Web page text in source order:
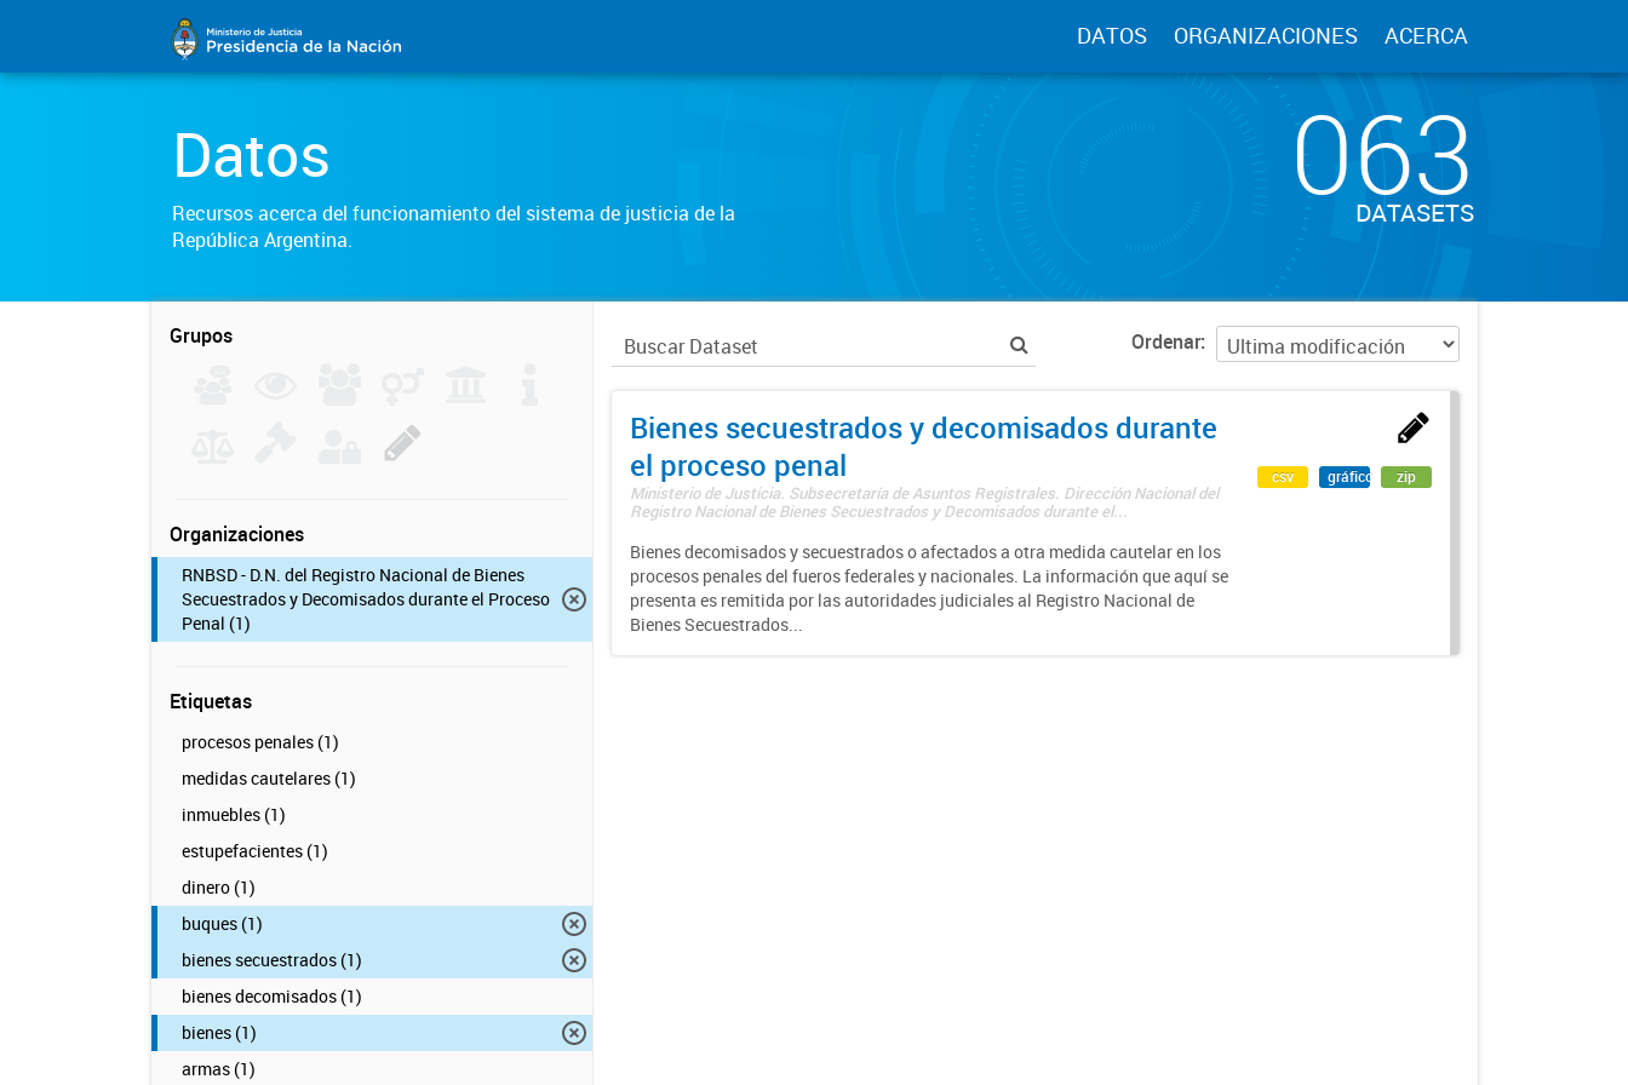
DATOS ORGANIZACIONES ACERCA
Datos
Recursos acerca del funcionamiento del sistema de justicia de la
República Argentina.
063
DATASETS
Grupos
Organizaciones
RNBSD - D.N. del Registro Nacional de Bienes
Secuestrados y Decomisados durante el Proceso
Penal (1)
Etiquetas
procesos penales (1)
medidas cautelares (1)
inmuebles (1)
estupefacientes (1)
dinero (1)
buques (1)
bienes secuestrados (1)
bienes decomisados (1)
bienes (1)
armas (1)
Ordenar
Bienes secuestrados y decomisados durante
el proceso penal
Ministerio de Justicia. Subsecretaría de Asuntos Registrales. Dirección Nacional del
Registro Nacional de Bienes Secuestrados y Decomisados durante el...
Bienes decomisados y secuestrados o afectados a otra medida cautelar en los
procesos penales del fueros federales y nacionales. La información que aquí se
presenta es remitida por las autoridades judiciales al Registro Nacional de
Bienes Secuestrados...
csv gráfico zip